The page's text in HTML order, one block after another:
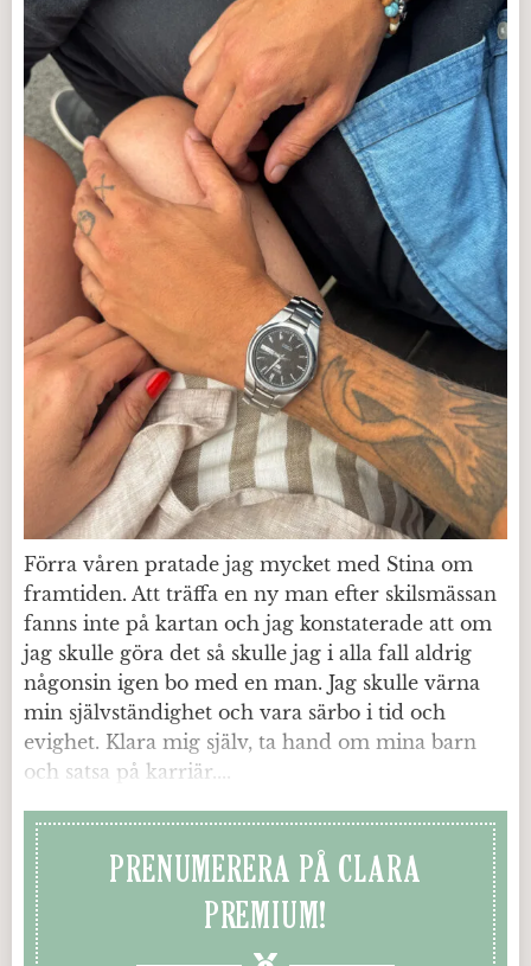
Förra våren pratade jag mycket med Stina om
framtiden. Att träffa en ny man efter skilsmässan
fanns inte på kartan och jag konstaterade att om
jag skulle göra det så skulle jag i alla fall aldrig
någonsin igen bo med en man. Jag skulle värna
min självständighet och vara särbo i tid och
evighet. Klara mig själv, ta hand om mina barn
och satsa på karriär....
PRENUMERERA PÅ CLARA
PREMIUM!